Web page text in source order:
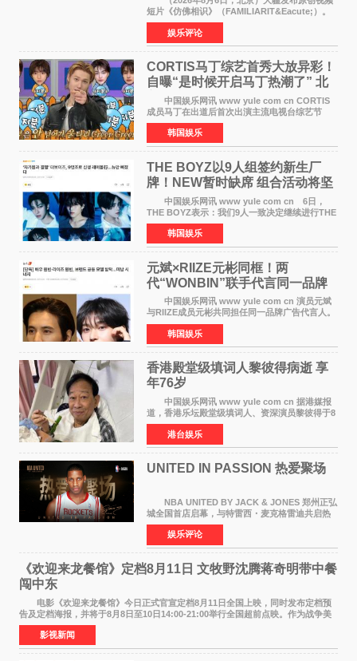
短片《仿佛相识》（FAMILIARIT&Eacute;）。
视频短片由戛纳国际电影节最佳女演员伊莎贝尔·
于佩尔（Isabelle Huppert）主演，全程使用大
疆首款双主摄口
娱乐评论
CORTIS马丁综艺首秀大放异彩！
自曝“是时候开启马丁热潮了” 北
美巡演火热进行中
中国娱乐网讯 www yule com cn CORTIS
成员马丁在出道后首次出演主流电视台综艺节
目，展现了多才多艺的魅力。 马丁出演了5日
播出的MBC《Radio Star》Fashion与Passion
之间，I&lsquo;m
韩国娱乐
THE BOYZ以9人组签约新生厂
牌！NEW暂时缺席 组合活动将坚
定不移继续
中国娱乐网讯 www yule com cn 6日，
THE BOYZ表示：我们9人一致决定继续进行THE
BOYZ组合活动，并且已经完成了组合团体活动
签约。目前正在新生厂牌下进行活动准备。尚未
离开THE BOYZ原所
韩国娱乐
元斌×RIIZE元彬同框！两
代“WONBIN”联手代言同一品牌
颜值天花板合体
中国娱乐网讯 www yule com cn 演员元斌
与RIIZE成员元彬共同担任同一品牌广告代言人。
6日据独家报道，继演员元斌之后，RIIZE元彬最
近也被选为某在线中介平台A公司的共同广告代言
人，两人将作
韩国娱乐
香港殿堂级填词人黎彼得病逝 享
年76岁​
中国娱乐网讯 www yule com cn 据港媒报
道，香港乐坛殿堂级填词人、资深演员黎彼得于8
月5日上午因病离世，终年76岁。好友钟志光透
露，黎彼得今年3月中风后便卧床休养，身体机能
持续衰退，最
港台娱乐
UNITED IN PASSION 热爱聚场
NBA UNITED BY JACK & JONES 郑州正弘
城全国首店启幕，与特雷西・麦克格雷迪共启热
爱 2026 年7 月21 日，
NBAUNITEDBYJACK&JONES 全国首店，于郑
州正弘城正式启幕。NBA 传奇球星
娱乐评论
《欢迎来龙餐馆》定档8月11日 文牧野沈腾蒋奇明带中餐
闯中东
电影《欢迎来龙餐馆》今日正式官宣定档8月11日全国上映，同时发布定档预
告及定档海报，并将于8月8日至10日14:00-21:00举行全国超前点映。作为战争美
食大片，影片讲述的是中国厨师徐福（沈腾
影视新闻